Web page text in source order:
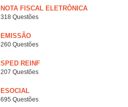
NOTA FISCAL ELETRÔNICA
318 Questões
EMISSÃO
260 Questões
SPED REINF
207 Questões
ESOCIAL
695 Questões